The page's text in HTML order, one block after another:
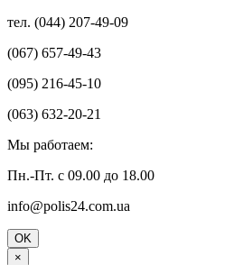
тел. (044) 207-49-09
(067) 657-49-43
(095) 216-45-10
(063) 632-20-21
Мы работаем:
Пн.-Пт. с 09.00 до 18.00
info@polis24.com.ua
OK
×